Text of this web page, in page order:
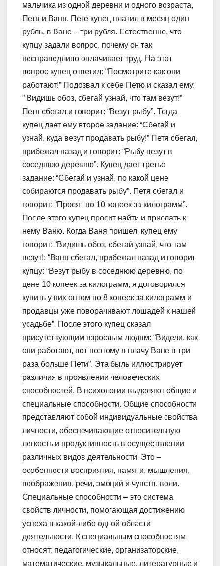
мальчика из одной деревни и одного возраста,
Петя и Ваня. Пете купец платил в месяц один
рубль, в Ване – три рубля. Естественно, что
купцу задали вопрос, почему он так
несправедливо оплачивает труд. На этот
вопрос купец ответил: “Посмотрите как они
работают!” Подозвал к себе Петю и сказал ему:
” Видишь обоз, сбегай узнай, что там везут!”
Петя сбегал и говорит: “Везут рыбу”. Тогда
купец дает ему второе задание: “Сбегай и
узнай, куда везут продавать рыбу!” Петя сбегал,
прибежал назад и говорит: “Рыбу везут в
соседнюю деревню”. Купец дает третье
задание: “Сбегай и узнай, по какой цене
собираются продавать рыбу”. Петя сбегал и
говорит: “Просят по 10 копеек за килограмм”.
После этого купец просит найти и прислать к
нему Ваню. Когда Ваня пришел, купец ему
говорит: “Видишь обоз, сбегай узнай, что там
везут!: “Ваня сбегал, прибежал назад и говорит
купцу: “Везут рыбу в соседнюю деревню, по
цене 10 копеек за килограмм, я договорился
купить у них оптом по 8 копеек за килограмм и
продавцы уже поворачивают лошадей к нашей
усадьбе”. После этого купец сказал
присутствующим взрослым людям: “Видели, как
они работают, вот поэтому я плачу Ване в три
раза больше Пети”. Эта быль иллюстрирует
различия в проявлении человеческих
способностей. В психологии выделяют общие и
специальные способности. Общие способности
представляют собой индивидуальные свойства
личности, обеспечивающие относительную
легкость и продуктивность в осуществлении
различных видов деятельности. Это –
особенности восприятия, памяти, мышления,
воображения, речи, эмоций и чувств, воли.
Специальные способности – это система
свойств личности, помогающая достижению
успеха в какой-либо одной области
деятельности. К специальным способностям
относят: педагогические, организаторские,
математические, музыкальные, литературные и